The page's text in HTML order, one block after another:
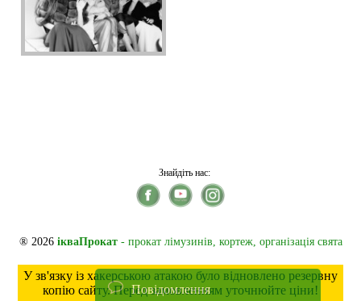
Знайдіть нас:
® 2026 ікваПрокат- прокат лімузинів, кортеж, організація свята
У зв'язку із хакерською атакою було відновлено резервну
копію сайту. Перед замовленням уточнюйте ціни!
Повідомлення